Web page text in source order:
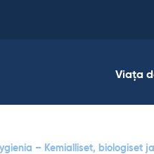
Viața
– Kemialliset, biologiset